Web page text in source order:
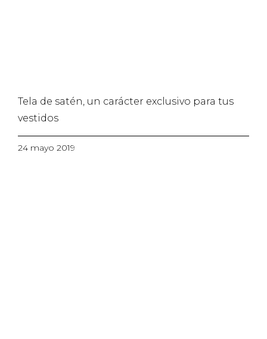
Tela de satén, un carácter exclusivo para tus
vestidos
24 mayo 2019